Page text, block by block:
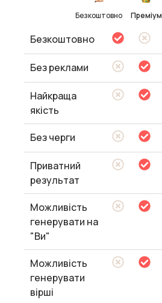
Безкоштовно Преміум
Безкоштовно
Без реклами
Найкраща
якість
Без черги
Приватний
результат
Можливість
генерувати на
"Ви"
Можливість
генерувати
вірші